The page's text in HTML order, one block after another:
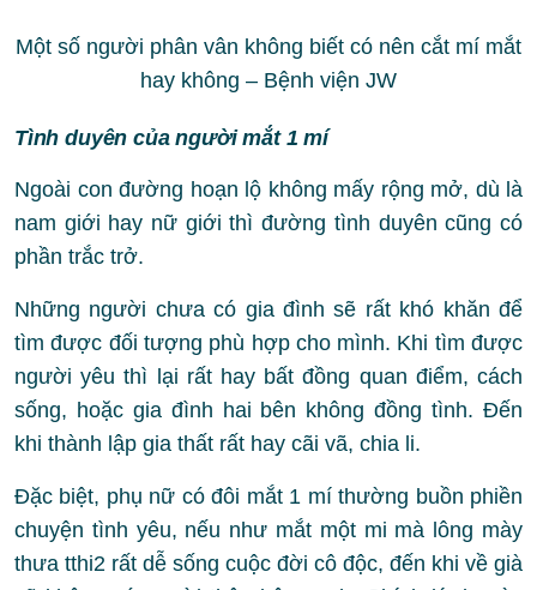
Một số người phân vân không biết có nên cắt mí mắt
hay không – Bệnh viện JW
Tình duyên của người mắt 1 mí
Ngoài con đường hoạn lộ không mấy rộng mở, dù là
nam giới hay nữ giới thì đường tình duyên cũng có
phần trắc trở.
Những người chưa có gia đình sẽ rất khó khăn để
tìm được đối tượng phù hợp cho mình. Khi tìm được
người yêu thì lại rất hay bất đồng quan điểm, cách
sống, hoặc gia đình hai bên không đồng tình. Đến
khi thành lập gia thất rất hay cãi vã, chia li.
Đặc biệt, phụ nữ có đôi mắt 1 mí thường buồn phiền
chuyện tình yêu, nếu như mắt một mi mà lông mày
thưa tthi2 rất dễ sống cuộc đời cô độc, đến khi về già